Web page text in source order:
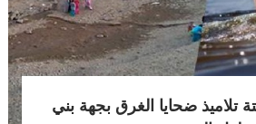
تلاميذ ضحايا الغرق بجهة بني